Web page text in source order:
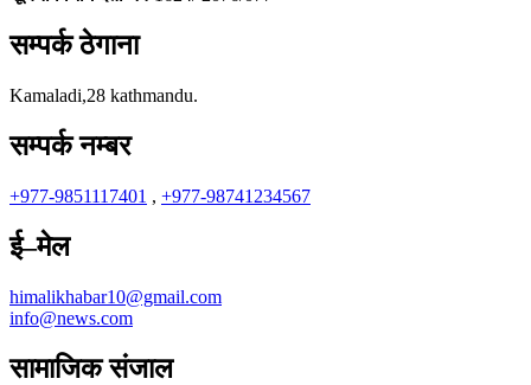
सम्पर्क ठेगाना
Kamaladi,28 kathmandu.
सम्पर्क नम्बर
+977-9851117401 , +977-98741234567
ई–मेल
himalikhabar10@gmail.com
info@news.com
सामाजिक संजाल